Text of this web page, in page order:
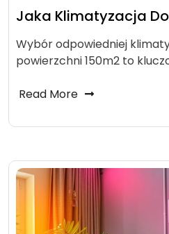
Jaka Klimatyzacja
Wybór odpowiedniej
powierzchni 150m2 to
Read More